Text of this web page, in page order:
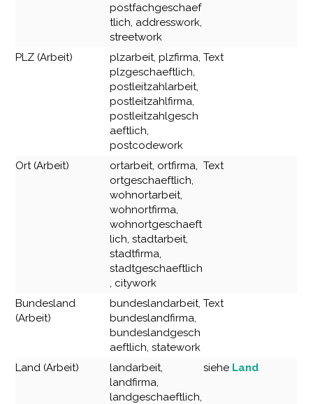
postfachgeschaef
tlich, addresswork,
streetwork
PLZ (Arbeit)
plzarbeit, plzfirma,
plzgeschaeftlich,
postleitzahlarbeit,
postleitzahlfirma,
postleitzahlgesch
aeftlich,
postcodework
Text
Ort (Arbeit)
ortarbeit, ortfirma,
ortgeschaeftlich,
wohnortarbeit,
wohnortfirma,
wohnortgeschaeft
lich, stadtarbeit,
stadtfirma,
stadtgeschaeftlich
, citywork
Text
Bundesland
(Arbeit)
bundeslandarbeit,
bundeslandfirma,
bundeslandgesch
aeftlich, statework
Text
Land (Arbeit)
landarbeit,
landfirma,
landgeschaeftlich,
siehe Land